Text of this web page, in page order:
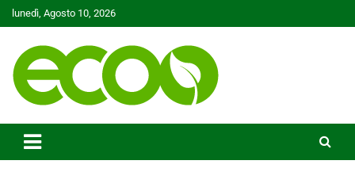
Skip
to
lunedì, Agosto 10, 2026
Ecoo.it